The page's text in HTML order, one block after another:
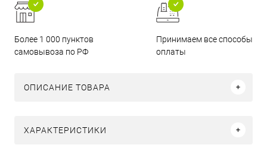
Более 1 000 пунктов
самовывоза по РФ
Принимаем все способы
оплаты
ОПИСАНИЕ ТОВАРА
ХАРАКТЕРИСТИКИ